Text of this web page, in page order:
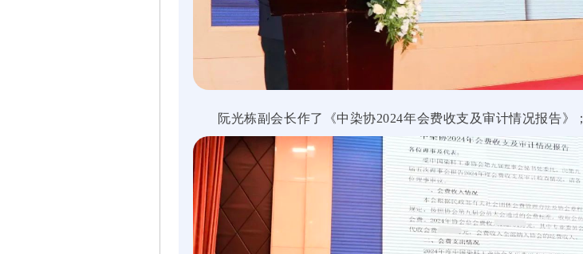
阮光栋副会长作了《中染协2024年会费收支及审计情况报告》；